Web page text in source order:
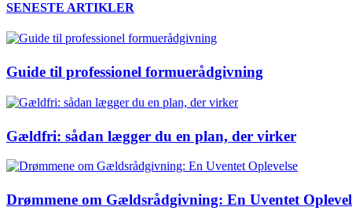
SENESTE ARTIKLER
Guide til professionel formuerådgivning
Gældfri: sådan lægger du en plan, der virker
Drømmene om Gældsrådgivning: En Uventet